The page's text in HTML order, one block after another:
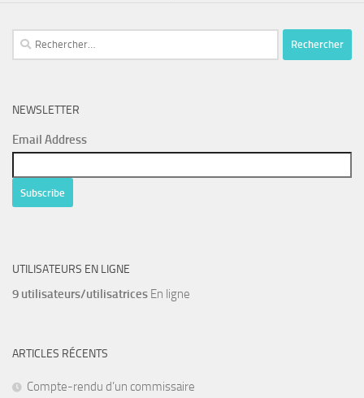
Rechercher :
NEWSLETTER
Email Address
UTILISATEURS EN LIGNE
9 utilisateurs/utilisatrices En ligne
ARTICLES RÉCENTS
Compte-rendu d’un commissaire